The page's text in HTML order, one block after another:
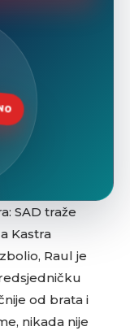
SAD traže
Kastra
Raul je
od brata i
nikada nije